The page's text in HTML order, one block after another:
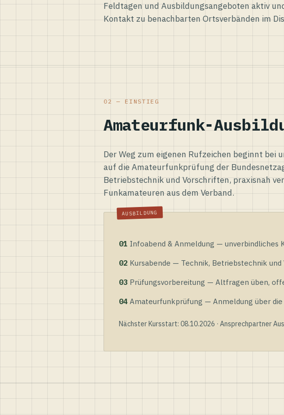
Feldtagen und Ausbildungsangeboten aktiv
Kontakt zu benachbarten Ortsverbänden im
02 — EINSTIEG
Amateurfunk-
Der Weg zum eigenen Rufzeichen beginnt bei
auf die Amateurfunkprüfung der
Betriebstechnik und Vorschriften, praxisnah
Funkamateuren aus dem Verband.
01 Infoabend & Anmeldung — unverbindliches
02 Kursabende — Technik, Betriebstechnik
03 Prüfungsvorbereitung — Altfragen üben,
04 Amateurfunkprüfung — Anmeldung über
Nächster Kursstart: 08.10.2026 · Ansprechpartner